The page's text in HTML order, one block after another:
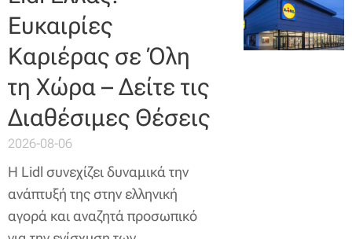
Ευκαιρίες
Καριέρας σε Όλη
τη Χώρα – Δείτε τις
Διαθέσιμες Θέσεις
2026-08-06
Η Lidl συνεχίζει δυναμικά την
ανάπτυξή της στην ελληνική
αγορά και αναζητά προσωπικό